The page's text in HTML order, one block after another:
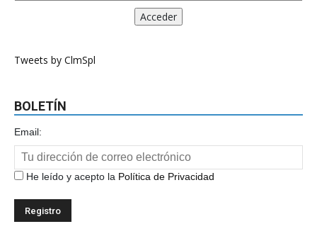
Tweets by ClmSpl
BOLETÍN
Email:
He leído y acepto la Política de Privacidad